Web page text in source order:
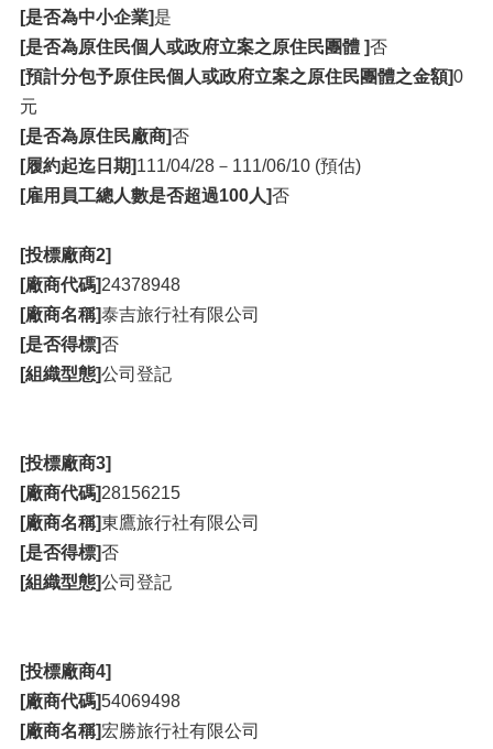
[是否為中小企業]是
[是否為原住民個人或政府立案之原住民團體 ]否
[預計分包予原住民個人或政府立案之原住民團體之金額]0
元
[是否為原住民廠商]否
[履約起迄日期]111/04/28－111/06/10 (預估)
[雇用員工總人數是否超過100人]否
[投標廠商2]
[廠商代碼]24378948
[廠商名稱]泰吉旅行社有限公司
[是否得標]否
[組織型態]公司登記
[投標廠商3]
[廠商代碼]28156215
[廠商名稱]東鷹旅行社有限公司
[是否得標]否
[組織型態]公司登記
[投標廠商4]
[廠商代碼]54069498
[廠商名稱]宏勝旅行社有限公司